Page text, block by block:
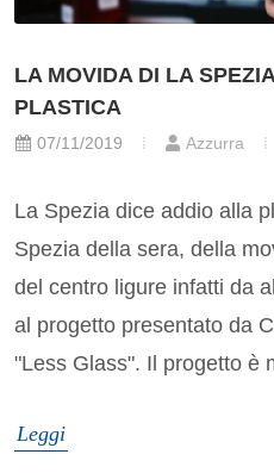
LA MOVIDA DI LA
PLASTICA
07/11/2019 Azzurra
La Spezia dice addio alla
Spezia della sera, della
del centro ligure infatti da
al progetto presentato da
"Less Glass". Il progetto è
Leggi